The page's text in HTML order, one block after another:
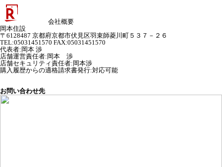
会社概要
岡本住設
〒6128487 京都府京都市伏見区羽束師菱川町５３７－２６
TEL:05031451570 FAX:05031451570
代表者: 岡本 渉
店舗運営責任者: 岡本 渉
店舗セキュリティ責任者: 岡本渉
購入履歴からの適格請求書発行:対応可能
お問い合わせ先